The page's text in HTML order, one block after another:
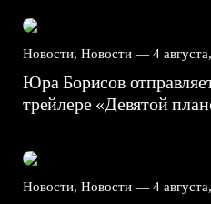
Новости, Новости — 4
Юра Борисов
трейлере «Девятой
Новости, Новости — 4